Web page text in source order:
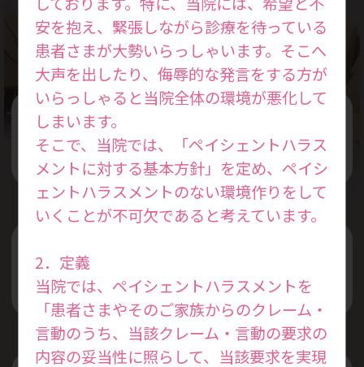
安を抱え、緊張しながら診療を待っている
患者さまが大勢いらっしゃいます。そこへ
大声を出したり、侮辱的な発言をする方が
いらっしゃると当院全体の環境が悪化して
しまいます。
そこで、当院では、「ペイシェントハラス
メントに対する基本方針」を定め、ペイシ
ェントハラスメントのない環境作りをして
いくことが不可欠であると考えています。
2．定義
当院では、ペイシェントハラスメントを
「患者さまやそのご家族からのクレーム・
言動のうち、当該クレーム・言動の要求の
内容の妥当性に照らして、当該要求を実現
Treatment Policy
女性の本来持っている力を活かした
治療を行います
プライベートと仕事を両立できる
治療スケジュールを考えます